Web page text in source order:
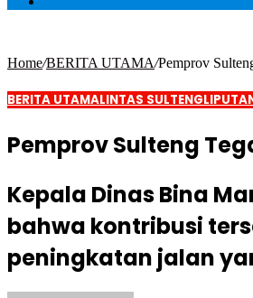
Home/BERITA UTAMA/Pemprov
BERITA UTAMALINTAS SULTENG
Pemprov Sulteng
Kepala Dinas Bina
bahwa kontribusi
peningkatan jalan